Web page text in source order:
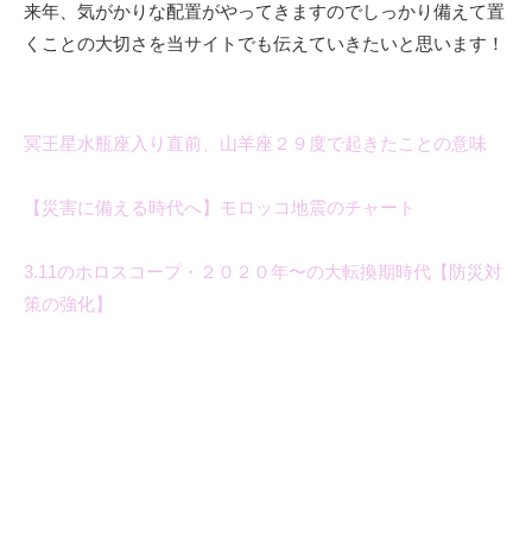
来年、気がかりな配置がやってきますのでしっかり備えて置
くことの大切さを当サイトでも伝えていきたいと思います！
冥王星水瓶座入り直前、山羊座２９度で起きたことの意味
【災害に備える時代へ】モロッコ地震のチャート
3.11のホロスコープ・２０２０年〜の大転換期時代【防災対
策の強化】